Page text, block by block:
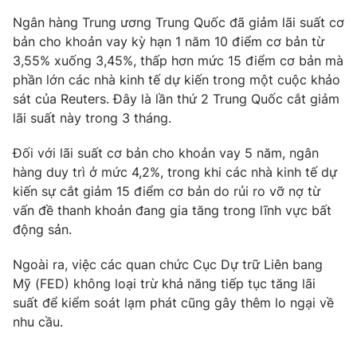
Thị trường
Tư vấn
Lịch phát sóng
Chuyên mục khác
Emagazine Podcast
Photo Infographic
Video Shorts video
VTV Sức khoẻ Bất động sản
Ngân hàng Trung ương Trung Quốc đã giảm lãi suất cơ
bản cho khoản vay kỳ hạn 1 năm 10 điểm cơ bản từ
3,55% xuống 3,45%, thấp hơn mức 15 điểm cơ bản mà
phần lớn các nhà kinh tế dự kiến trong một cuộc khảo
sát của Reuters. Đây là lần thứ 2 Trung Quốc cắt giảm
lãi suất này trong 3 tháng.
Đối với lãi suất cơ bản cho khoản vay 5 năm, ngân
hàng duy trì ở mức 4,2%, trong khi các nhà kinh tế dự
kiến sự cắt giảm 15 điểm cơ bản do rủi ro vỡ nợ từ
vấn đề thanh khoản đang gia tăng trong lĩnh vực bất
động sản.
Ngoài ra, việc các quan chức Cục Dự trữ Liên bang
Mỹ (FED) không loại trừ khả năng tiếp tục tăng lãi
suất để kiểm soát lạm phát cũng gây thêm lo ngại về
nhu cầu.